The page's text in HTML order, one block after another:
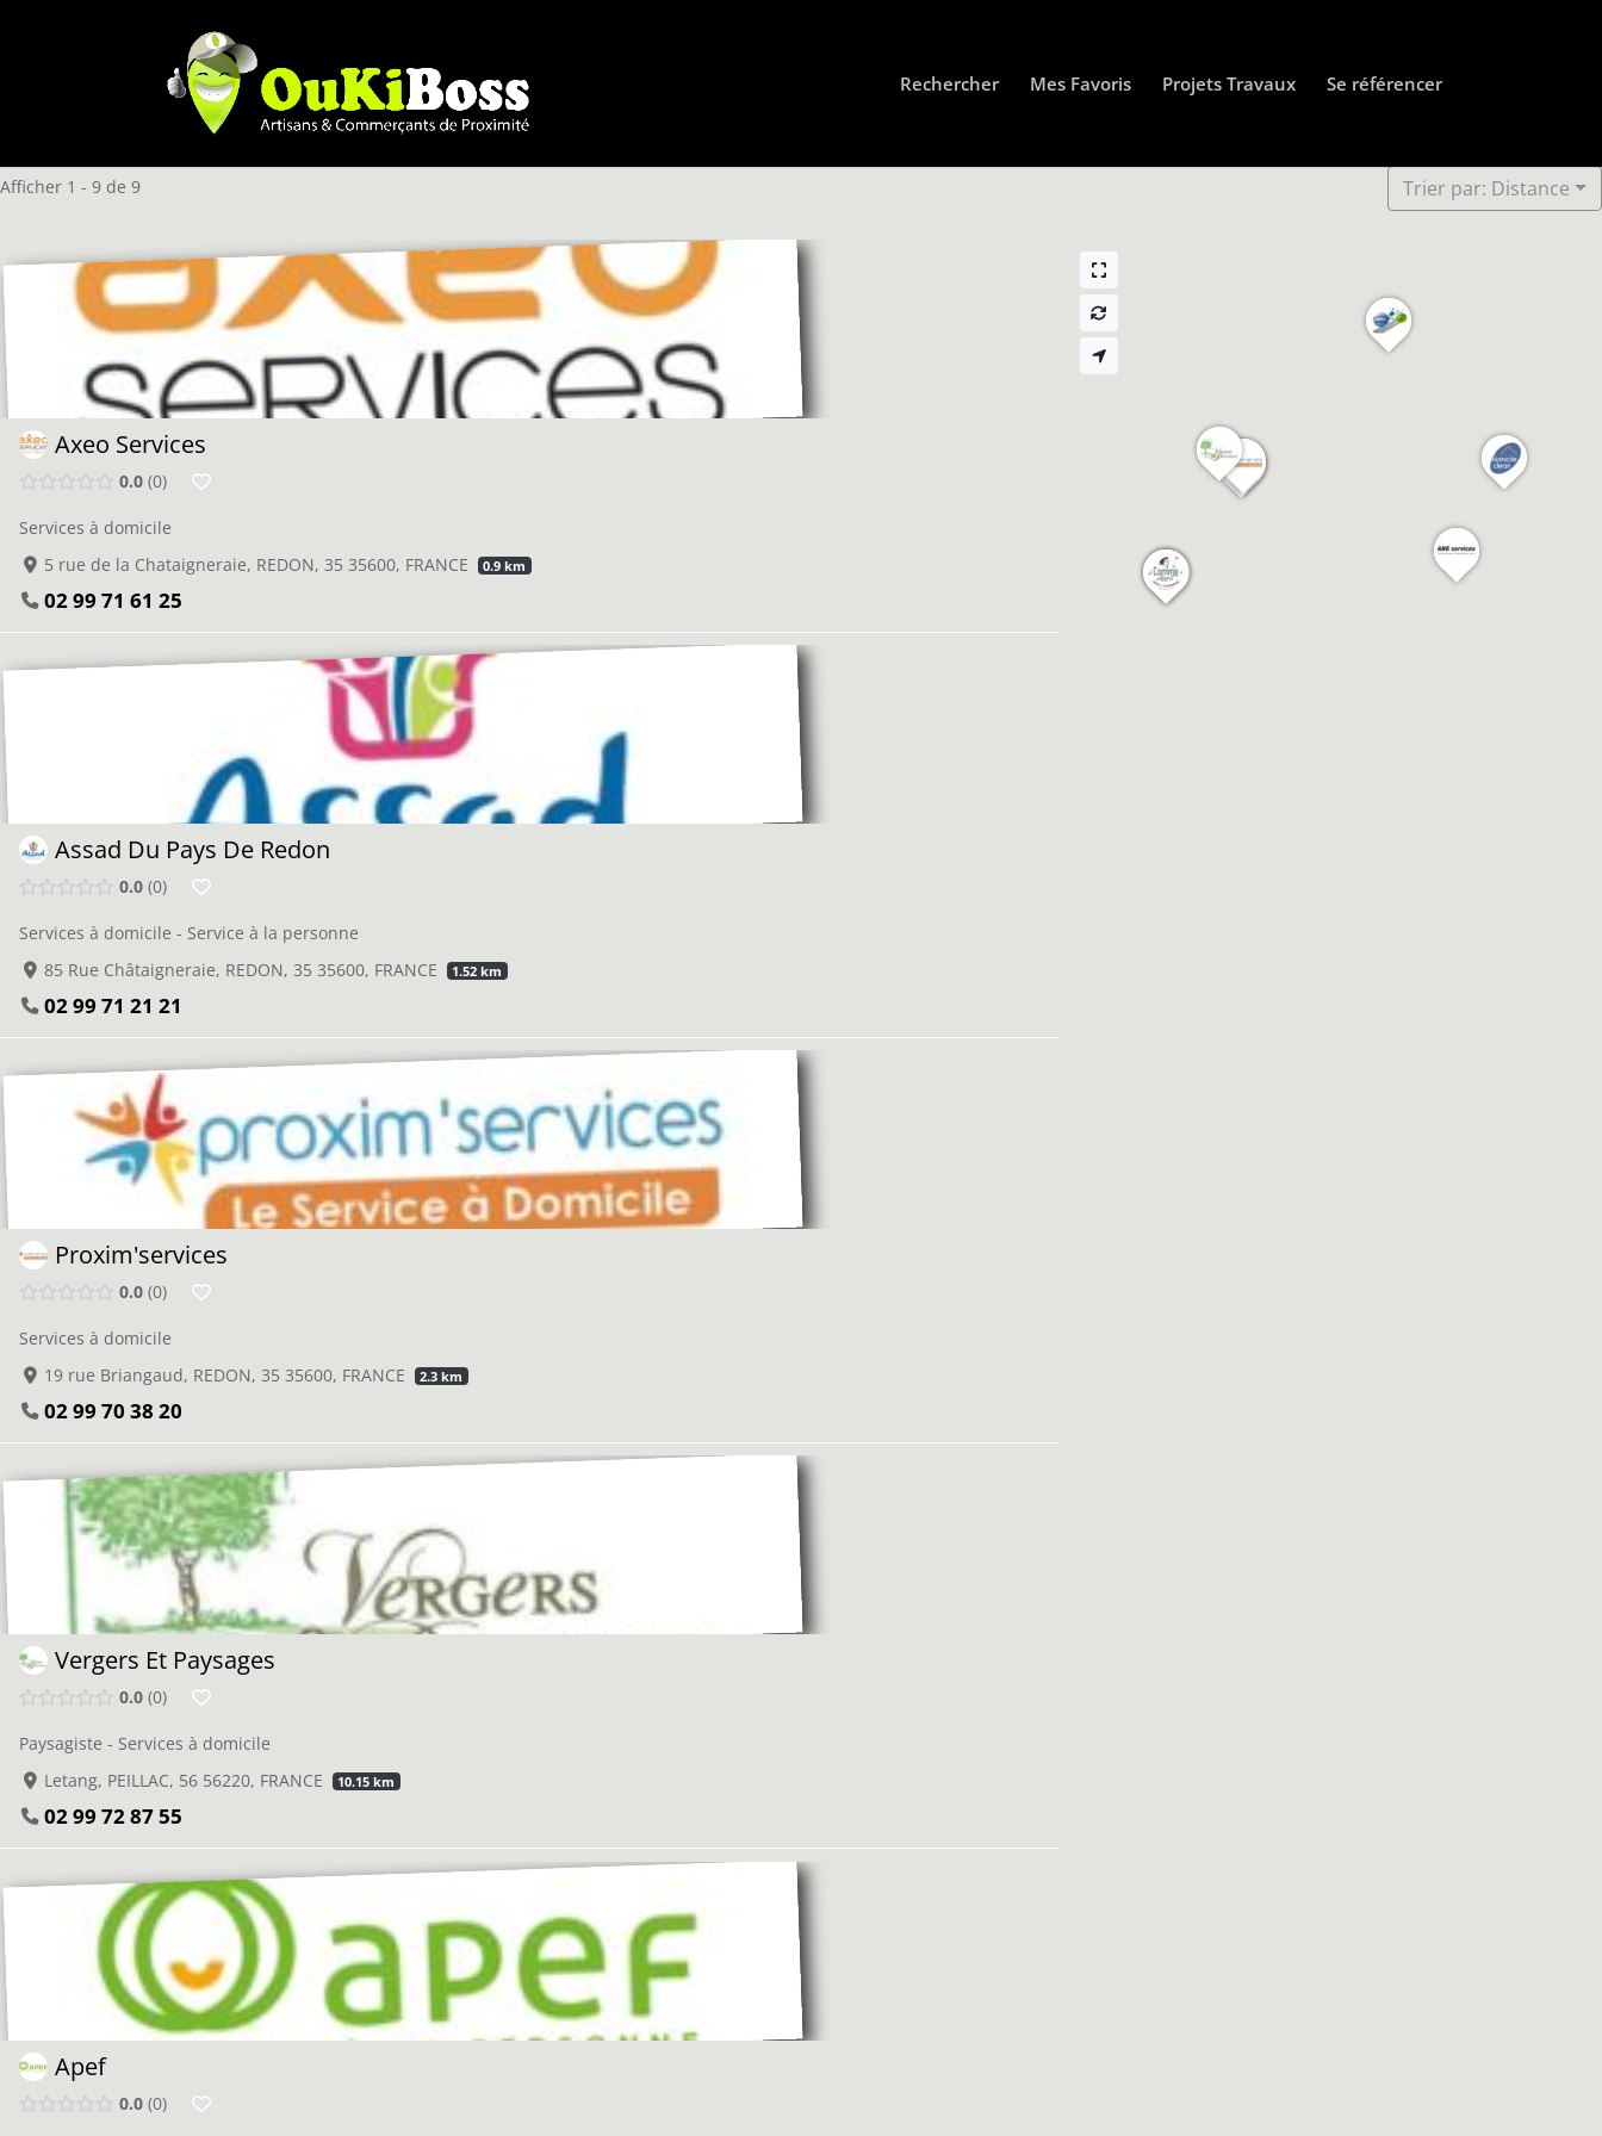
Rechercher Mes Favoris Projets Travaux Se référencer
Afficher 1 - 9 de 9 Trier par: Distance
Axeo Services
0.0 0
Services à domicile
5 rue de la Chataigneraie, REDON, 35 35600, FRANCE
0.9 km
02 99 71 61 25
Assad Du Pays De Redon
0.0 0
Services à domicile - Service à la personne
85 Rue Châtaigneraie, REDON, 35 35600, FRANCE
1.52 km
02 99 71 21 21
Proxim'services
0.0 0
Services à domicile
19 rue Briangaud, REDON, 35 35600, FRANCE
2.3 km
02 99 70 38 20
Vergers Et Paysages
0.0 0
Paysagiste - Services à domicile
Letang, PEILLAC, 56 56220, FRANCE
10.15 km
02 99 72 87 55
Apef
0.0 0